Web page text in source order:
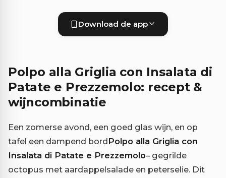
Download de app
Polpo alla Griglia con Insalata di
Patate e Prezzemolo: recept &
wijncombinatie
Een zomerse avond, een goed glas wijn, en op
tafel een dampend bordPolpo alla Griglia con
Insalata di Patate e Prezzemolo– gegrilde
octopus met aardappelsalade en peterselie. Dit